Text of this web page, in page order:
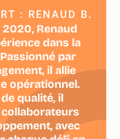
: RENAUD B.
2020, Renaud
dans la
par
il allie
opérationnel.
qualité, il
avec